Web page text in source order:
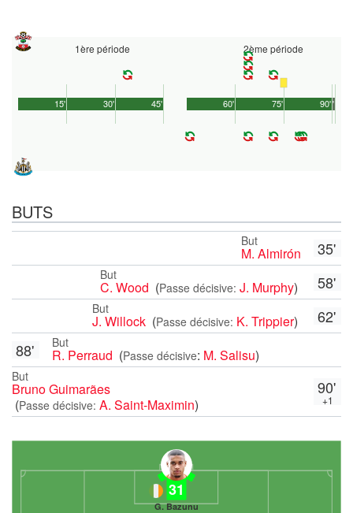
1ère période
45'
15' 30'
2ème période
90'
60' 75' 1'
BUTS
35'
But
M. Almirón
58'
But
C. Wood (Passe décisive: J. Murphy)
62'
But
J. Willock (Passe décisive: K. Trippier)
But
R. Perraud (Passe décisive: M. Salisu)
88'
90'
+1
But
Bruno Guimarães
(Passe décisive: A. Saint-Maximin)
31
G. Bazunu